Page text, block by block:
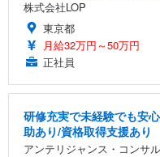
株式会社LOP
東京都
月給32万円～50万円
正社員
研修充実で未経験でも安
助あり/資格取得支援あり
アンテリジャンス・コンサ